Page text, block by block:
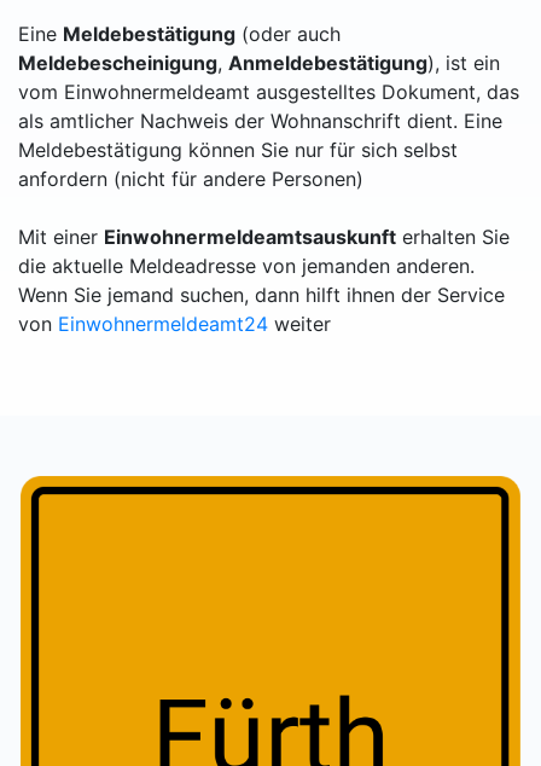
Eine Meldebestätigung (oder auch
Meldebescheinigung, Anmeldebestätigung), ist ein
vom Einwohnermeldeamt ausgestelltes Dokument, das
als amtlicher Nachweis der Wohnanschrift dient. Eine
Meldebestätigung können Sie nur für sich selbst
anfordern (nicht für andere Personen)
Mit einer Einwohnermeldeamtsauskunft erhalten Sie
die aktuelle Meldeadresse von jemanden anderen.
Wenn Sie jemand suchen, dann hilft ihnen der Service
von Einwohnermeldeamt24 weiter